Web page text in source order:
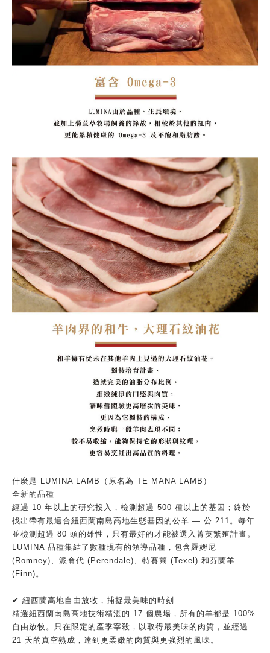
什麼是 LUMINA LAMB（原名為 TE MANA LAMB）
全新的品種
經過 10 年以上的研究投入，檢測超過 500 種以上的基因；終於
找出帶有最適合紐西蘭南島高地生態基因的公羊 — 公 211。每年
並檢測超過 80 頭的雄性，只有最好的才能被選入菁英繁殖計畫。
LUMINA 品種集結了數種現有的領導品種，包含羅姆尼
(Romney)、派侖代 (Perendale)、特賽爾 (Texel) 和芬蘭羊
(Finn)。
✔ 紐西蘭高地自由放牧，捕捉最美味的時刻
精選紐西蘭南島高地技術精湛的 17 個農場，所有的羊都是 100%
自由放牧。只在限定的產季宰殺，以取得最美味的肉質，並經過
21 天的真空熟成，達到更柔嫩的肉質與更強烈的風味。